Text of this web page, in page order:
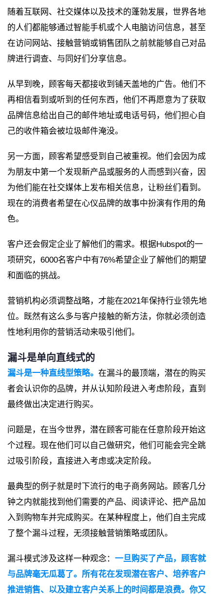
随着互联网、社交媒体以及技术的蓬勃发展，世界各地
的人们都能够通过智能手机或个人电脑访问信息，甚至
在访问网站、接触营销或销售团队之前就能够自己对品
牌进行调查、与同好们分享信息。
从早到晚，顾客每天都接收到铺天盖地的广告。他们不
再相信看到或听到的任何东西，他们不再愿意为了获取
品牌信息给出自己的邮件地址或电话号码，他们担心自
己的收件箱会被垃圾邮件淹没。
另一方面，顾客希望感受到自己被重视。他们会因为成
为朋友中第一个发现新产品或服务的人而感到兴奋，因
为他们能在社交媒体上发布相关信息，让粉丝们看到。
现在的消费者希望在心仪品牌的故事中扮演有作用的角
色。
客户还会假定企业了解他们的需求。根据Hubspot的一
项研究，6000名客户中有76%希望企业了解他们的期望
和面临的挑战。
营销机构必须调整战略，才能在2021年保持行业领先地
位。既然有这么多与客户接触的新方法，你就必须创造
性地利用你的营销活动来吸引他们。
漏斗是单向直线式的
漏斗是一种直线型策略。 在漏斗的最顶端，潜在的购买
者会认识你的品牌，并从认知阶段进入考虑阶段，直到
最终做出决定进行购买。
问题是，在当今世界，潜在顾客可能在任意阶段开始这
个过程。现在他们可以自己做研究，他们可能会完全跳
过吸引阶段，直接进入考虑或决定阶段。
最典型的例子就是时下流行的电子商务网站。顾客几分
钟之内就能找到他们需要的产品、阅读评论、把产品加
入到购物车并完成购买。在某种程度上，他们自主完成
了整个漏斗过程，无须接触营销策略或团队。
漏斗模式涉及这样一种观念： 一旦购买了产品，顾客就
与品牌毫无瓜葛了。所有花在发现潜在客户、培养客户
推进销售、以及建立客户关系上的时间都是浪费。你又